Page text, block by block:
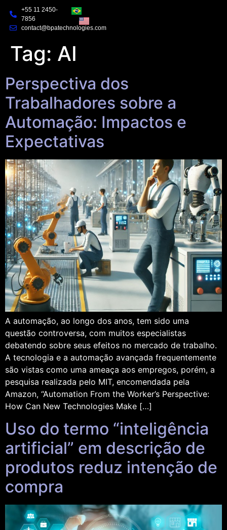
+55 11 2450-
7856
contact@bpatechnologies.com
Tag: AI
Perspectiva dos
Trabalhadores sobre a
Automação: Impactos e
Expectativas
A automação, ao longo dos anos, tem sido uma
questão controversa, com muitos especialistas
debatendo sobre seus efeitos no mercado de trabalho.
A tecnologia e a automação avançada frequentemente
são vistas como uma ameaça aos empregos, porém, a
pesquisa realizada pelo MIT, encomendada pela
Amazon, “Automation From the Worker’s Perspective:
How Can New Technologies Make […]
Uso do termo “inteligência
artificial” em descrição de
produtos reduz intenção de
compra